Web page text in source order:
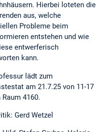
Hierbei loteten die
aus, welche
Probleme beim
entstehen und wie
entwerferisch
kann.
lädt zum
am 21.7.25 von 11-17
Raum 4160.
Gerd Wetzel